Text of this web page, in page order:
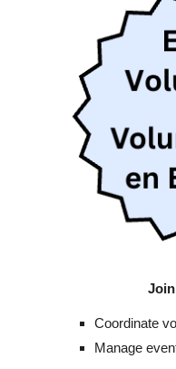
Coordinate
Manage